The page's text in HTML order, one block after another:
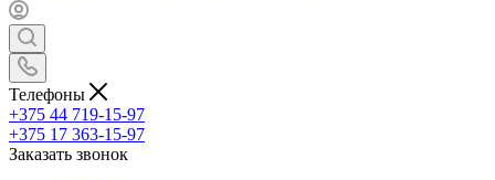
Телефоны
+375 44 719-15-97
+375 17 363-15-97
Заказать звонок